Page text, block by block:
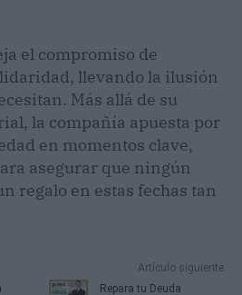
el compromiso de
llevando la ilusión
Más allá de su
la compañía apuesta por
en momentos clave,
asegurar que ningún
regalo en estas fechas tan
Artículo siguiente
Repara tu Deuda